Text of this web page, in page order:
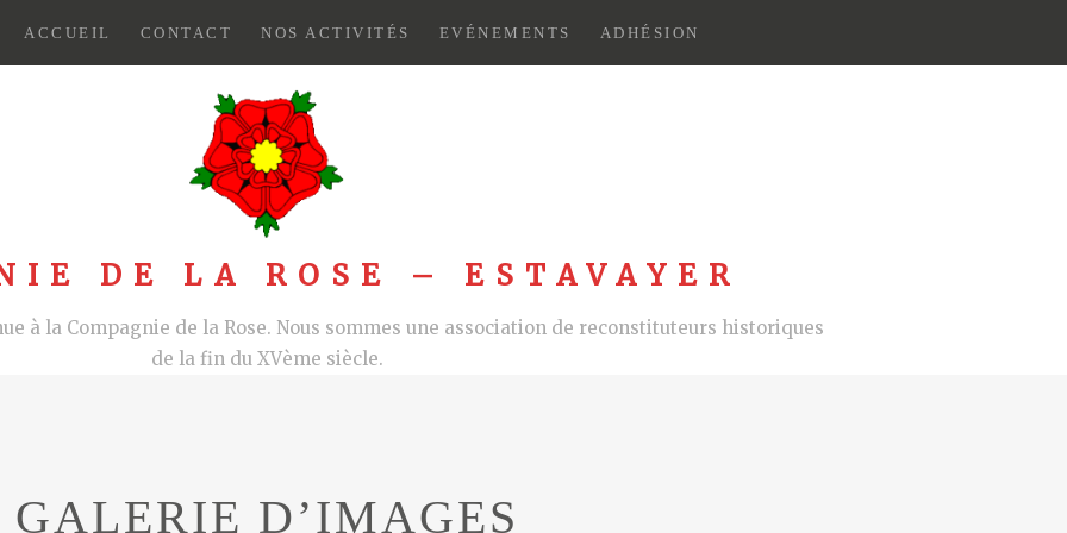
ACCUEIL CONTACT NOS ACTIVITÉS EVÉNEMENTS ADHÉSION
DE LA ROSE – ESTAVAYER
à la Compagnie de la Rose. Nous sommes une association de reconstituteurs historiques
de la fin du XVème siècle.
GALERIE D’IMAGES